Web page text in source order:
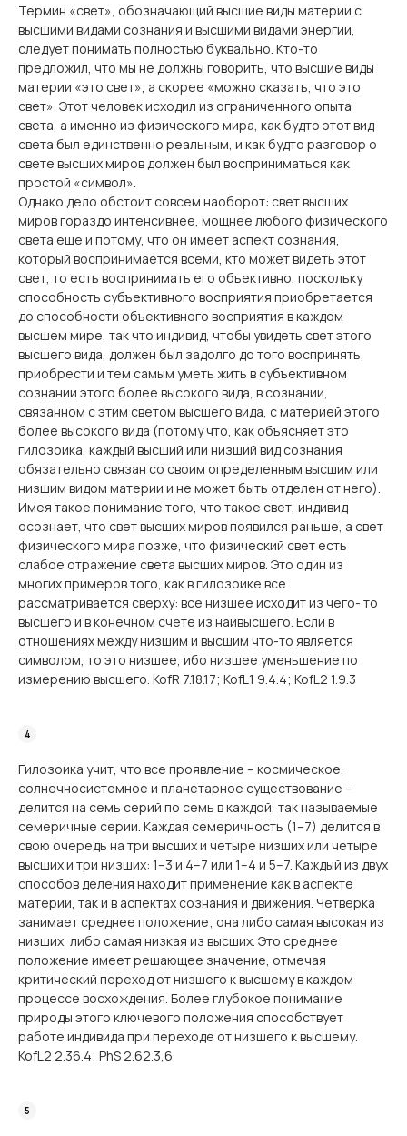
Термин «свет», обозначающий высшие виды материи с
высшими видами сознания и высшими видами энергии,
следует понимать полностью буквально. Кто-то
предложил, что мы не должны говорить, что высшие виды
материи «это свет», а скорее «можно сказать, что это
свет». Этот человек исходил из ограниченного опыта
света, а именно из физического мира, как будто этот вид
света был единственно реальным, и как будто разговор о
свете высших миров должен был восприниматься как
простой «символ».
Однако дело обстоит совсем наоборот: свет высших
миров гораздо интенсивнее, мощнее любого физического
света еще и потому, что он имеет аспект сознания,
который воспринимается всеми, кто может видеть этот
свет, то есть воспринимать его объективно, поскольку
способность субъективного восприятия приобретается
до способности объективного восприятия в каждом
высшем мире, так что индивид, чтобы увидеть свет этого
высшего вида, должен был задолго до того воспринять,
приобрести и тем самым уметь жить в субъективном
сознании этого более высокого вида, в сознании,
связанном с этим светом высшего вида, с материей этого
более высокого вида (потому что, как объясняет это
гилозоика, каждый высший или низший вид сознания
обязательно связан со своим определенным высшим или
низшим видом материи и не может быть отделен от него).
Имея такое понимание того, что такое свет, индивид
осознает, что свет высших миров появился раньше, а свет
физического мира позже, что физический свет есть
слабое отражение света высших миров. Это один из
многих примеров того, как в гилозоике все
рассматривается сверху: все низшее исходит из чего- то
высшего и в конечном счете из наивысшего. Если в
отношениях между низшим и высшим что-то является
символом, то это низшее, ибо низшее уменьшение по
измерению высшего. KofR 7.18.17; KofL1 9.4.4; KofL2 1.9.3
Гилозоика учит, что все проявление – космическое,
солнечносистемное и планетарное существование –
делится на семь серий по семь в каждой, так называемые
семеричные серии. Каждая семеричность (1–7) делится в
свою очередь на три высших и четыре низших или четыре
высших и три низших: 1–3 и 4–7 или 1–4 и 5–7. Каждый из двух
способов деления находит применение как в аспекте
материи, так и в аспектах сознания и движения. Четверка
занимает среднее положение; она либо самая высокая из
низших, либо самая низкая из высших. Это среднее
положение имеет решающее значение, отмечая
критический переход от низшего к высшему в каждом
процессе восхождения. Более глубокое понимание
природы этого ключевого положения способствует
работе индивида при переходе от низшего к высшему.
KofL2 2.36.4; PhS 2.62.3,6